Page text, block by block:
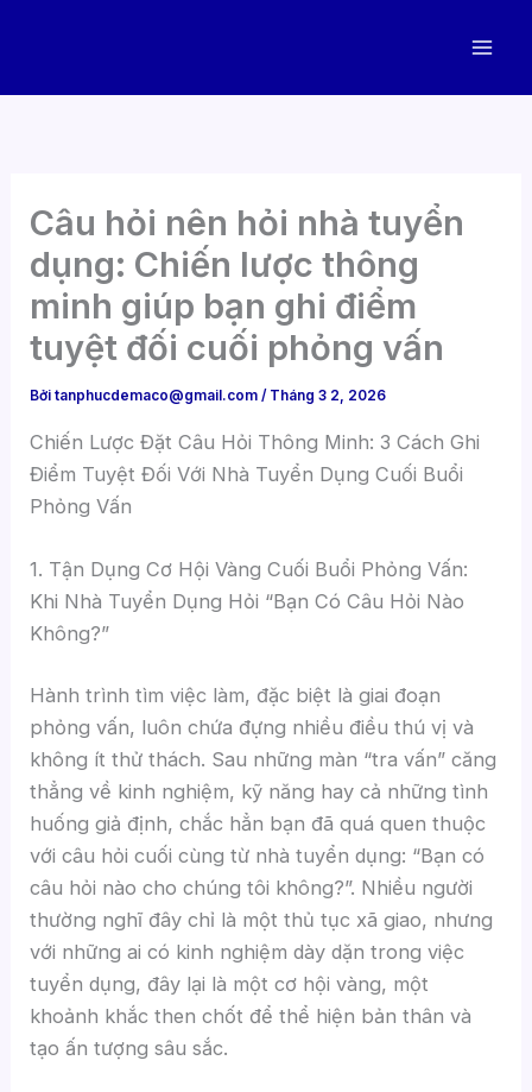
Câu hỏi nên hỏi nhà tuyển
dụng: Chiến lược thông
minh giúp bạn ghi điểm
tuyệt đối cuối phỏng vấn
Bởitanphucdemaco@gmail.com/ Tháng 3 2, 2026
Chiến Lược Đặt Câu Hỏi Thông Minh: 3 Cách Ghi
Điểm Tuyệt Đối Với Nhà Tuyển Dụng Cuối Buổi
Phỏng Vấn
1. Tận Dụng Cơ Hội Vàng Cuối Buổi Phỏng Vấn:
Khi Nhà Tuyển Dụng Hỏi “Bạn Có Câu Hỏi Nào
Không?”
Hành trình tìm việc làm, đặc biệt là giai đoạn
phỏng vấn, luôn chứa đựng nhiều điều thú vị và
không ít thử thách. Sau những màn “tra vấn” căng
thẳng về kinh nghiệm, kỹ năng hay cả những tình
huống giả định, chắc hẳn bạn đã quá quen thuộc
với câu hỏi cuối cùng từ nhà tuyển dụng: “Bạn có
câu hỏi nào cho chúng tôi không?”. Nhiều người
thường nghĩ đây chỉ là một thủ tục xã giao, nhưng
với những ai có kinh nghiệm dày dặn trong việc
tuyển dụng, đây lại là một cơ hội vàng, một
khoảnh khắc then chốt để thể hiện bản thân và
tạo ấn tượng sâu sắc.